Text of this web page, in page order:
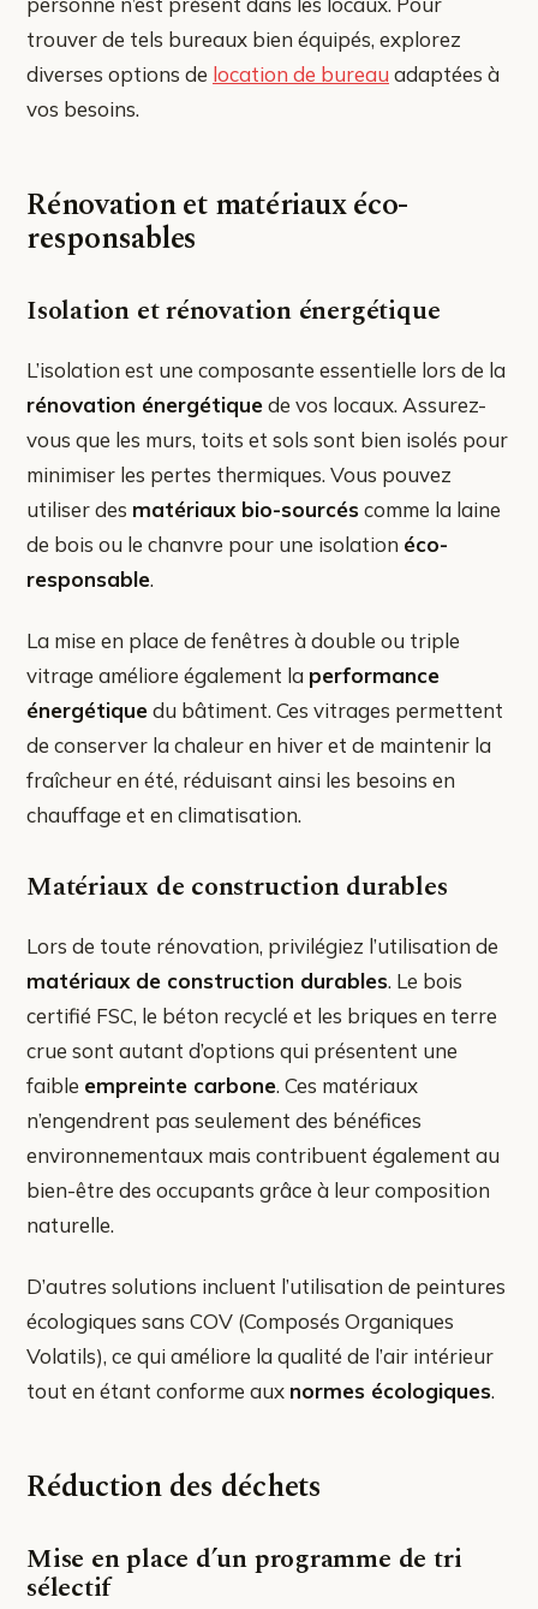
trouver de tels bureaux bien équipés, explorez
diverses options de location de bureau adaptées à
vos besoins.
Rénovation et matériaux éco-
responsables
Isolation et rénovation énergétique
L’isolation est une composante essentielle lors de la
rénovation énergétiquede vos locaux. Assurez-
vous que les murs, toits et sols sont bien isolés pour
minimiser les pertes thermiques. Vous pouvez
utiliser des matériaux bio-sourcés comme la laine
de bois ou le chanvre pour une isolation éco-
responsable.
La mise en place de fenêtres à double ou triple
vitrage améliore également la performance
énergétiquedu bâtiment. Ces vitrages permettent
de conserver la chaleur en hiver et de maintenir la
fraîcheur en été, réduisant ainsi les besoins en
chauffage et en climatisation.
Matériaux de construction durables
Lors de toute rénovation, privilégiez l’utilisation de
matériaux de construction durables. Le bois
certifié FSC, le béton recyclé et les briques en terre
crue sont autant d’options qui présentent une
faible empreinte carbone. Ces matériaux
n’engendrent pas seulement des bénéfices
environnementaux mais contribuent également au
bien-être des occupants grâce à leur composition
naturelle.
D’autres solutions incluent l’utilisation de peintures
écologiques sans COV (Composés Organiques
Volatils), ce qui améliore la qualité de l’air intérieur
tout en étant conforme aux normes écologiques.
Réduction des déchets
Mise en place d’un programme de tri
sélectif